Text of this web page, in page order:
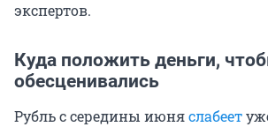
экспертов.
Куда положить деньги,
обесценивались
Рубль с середины июняслабеет